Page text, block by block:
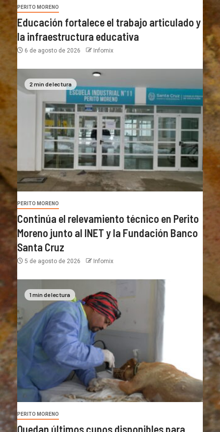
PERITO MORENO
Educación fortalece el trabajo articulado y
la infraestructura educativa
6 de agosto de 2026 Infomix
2 min de lectura
PERITO MORENO
Continúa el relevamiento técnico en Perito
Moreno junto al INET y la Fundación Banco
Santa Cruz
5 de agosto de 2026 Infomix
1 min de lectura
PERITO MORENO
Quedan últimos cupos disponibles para